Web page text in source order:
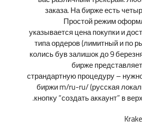
заказа. На бирже есть
Простой режим
указывается цена покупки и
типа ордеров (лимитный и по
колись був залишок до 9
бирже
страндартную процедуру –
биржи m/ru-ru/ (русская
кнопку “создать аккаунт” в